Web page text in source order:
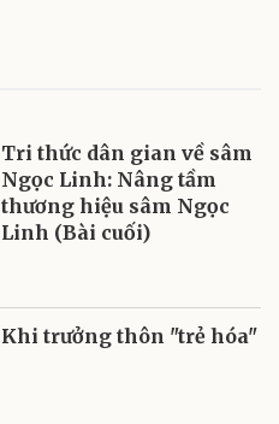
Tri thức dân gian về sâm
Ngọc Linh: Nâng tầm
thương hiệu sâm Ngọc
Linh (Bài cuối)
Khi trưởng thôn "trẻ hóa"